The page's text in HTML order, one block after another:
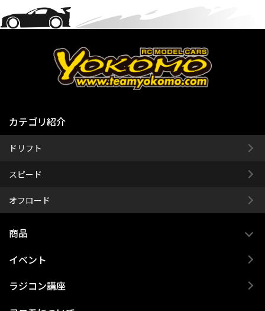
カテゴリ紹介
ドリフト
スピード
オフロード
商品
イベント
ラジコン講座